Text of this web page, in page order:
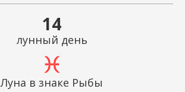
14
лунный день
Луна в знаке Рыбы